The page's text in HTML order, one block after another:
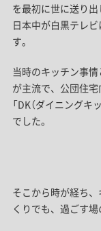
を最初に世に送り
日本中が白黒テレ
す。
当時のキッチン事
が主流で、公団住宅
「DK（ダイニング
でした。
そこから時が経ち
くりでも、過ごす